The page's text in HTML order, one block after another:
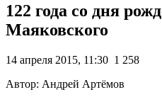
122 года со дня
Маяковского
14 апреля 2015, 11:30 1 258
Автор: Андрей Артёмов